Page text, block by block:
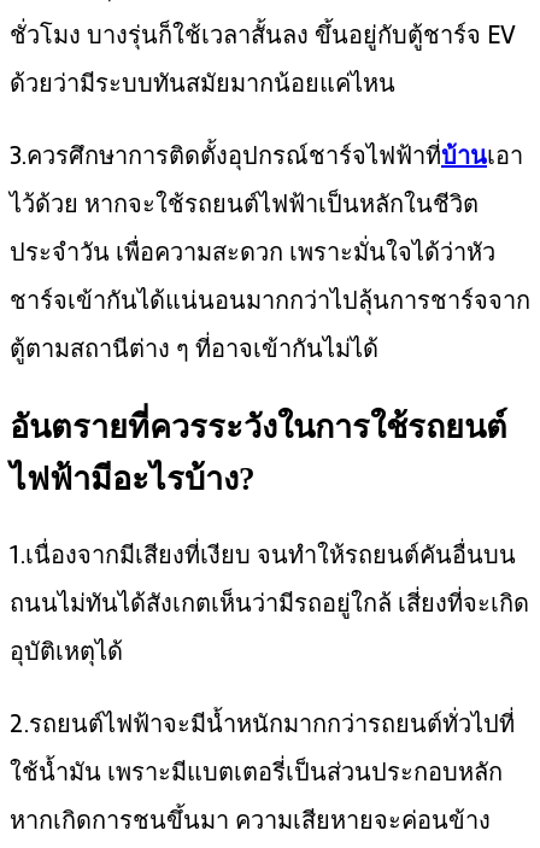
ชั่วโมง บางรุ่นก็ใช้เวลาสั้นลง ขึ้นอยู่กับตู้ชาร์จ EV
ด้วยว่ามีระบบทันสมัยมากน้อยแค่ไหน
3.ควรศึกษาการติดตั้งอุปกรณ์ชาร์จไฟฟ้าที่บ้านเอา
ไว้ด้วย หากจะใช้รถยนต์ไฟฟ้าเป็นหลักในชีวิต
ประจำวัน เพื่อความสะดวก เพราะมั่นใจได้ว่าหัว
ชาร์จเข้ากันได้แน่นอนมากกว่าไปลุ้นการชาร์จจาก
ตู้ตามสถานีต่าง ๆ ที่อาจเข้ากันไม่ได้
อันตรายที่ควรระวังในการใช้รถยนต์
ไฟฟ้ามีอะไรบ้าง?
1.เนื่องจากมีเสียงที่เงียบ จนทำให้รถยนต์คันอื่นบน
ถนนไม่ทันได้สังเกตเห็นว่ามีรถอยู่ใกล้ เสี่ยงที่จะเกิด
อุบัติเหตุได้
2.รถยนต์ไฟฟ้าจะมีน้ำหนักมากกว่ารถยนต์ทั่วไปที่
ใช้น้ำมัน เพราะมีแบตเตอรี่เป็นส่วนประกอบหลัก
หากเกิดการชนขึ้นมา ความเสียหายจะค่อนข้าง